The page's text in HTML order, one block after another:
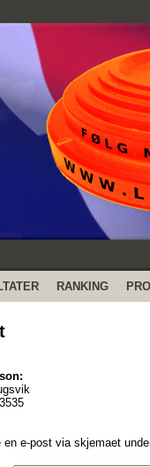
RANKING
en e-post via skjemaet